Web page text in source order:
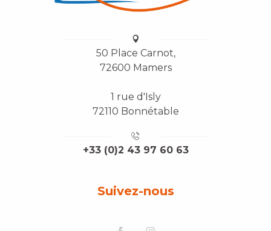
50 Place Carnot,
72600 Mamers
1 rue d'Isly
72110 Bonnétable
+33 (0)2 43 97 60 63
Suivez-nous